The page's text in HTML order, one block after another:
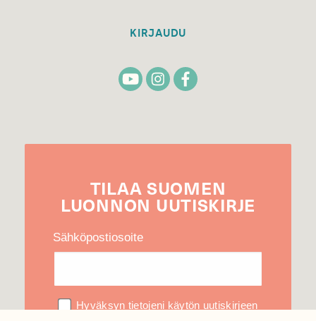
KIRJAUDU
TILAA SUOMEN
LUONNON UUTIS­KIRJE
Sähköpostiosoite
Hyväksyn tietojeni käytön uutiskirjeen